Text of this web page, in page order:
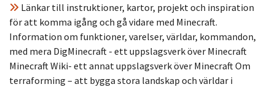
Länkar till instruktioner, kartor, projekt och inspiration
för att komma igång och gå vidare med Minecraft.
Information om funktioner, varelser, världar, kommandon,
med mera DigMinecraft - ett uppslagsverk över Minecraft
Minecraft Wiki- ett annat uppslagsverk över Minecraft Om
terraforming – att bygga stora landskap och världar i